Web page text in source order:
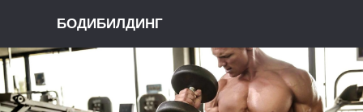
БОДИБИЛДИНГ